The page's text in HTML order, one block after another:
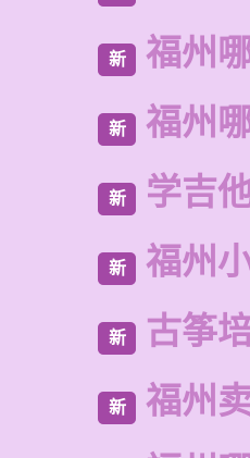
新 福州
新 福州
新 学吉
新 福州
新 古筝
新
福州